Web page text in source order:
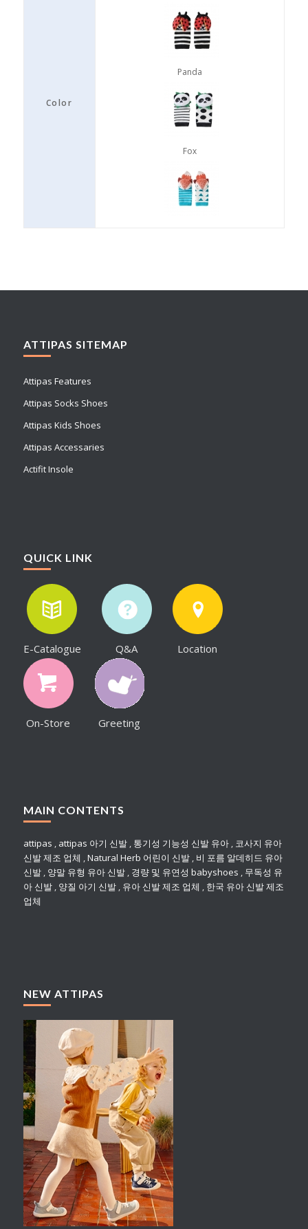
Color
Panda
Fox
ATTIPAS SITEMAP
Attipas Features
Attipas Socks Shoes
Attipas Kids Shoes
Attipas Accessaries
Actifit Insole
QUICK LINK
E-Catalogue Q&A Location
On-Store Greeting
MAIN CONTENTS
attipas , attipas 아기 신발, 통기성 기능성 신발 유아, 코사지 유아
신발 제조 업체 ,Natural Herb 어린이 신발, 비 포름 알데히드 유아
신발, 양말 유형 유아 신발, 경량 및 유연성 babyshoes , 무독성 유
아 신발, 양질 아기 신발, 유아 신발 제조 업체 , 한국 유아 신발 제조
업체
NEW ATTIPAS